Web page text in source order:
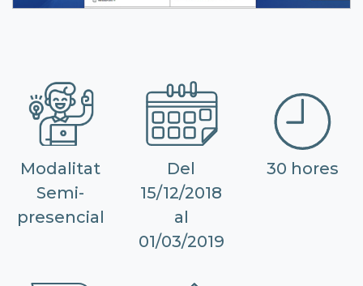
Modalitat
Semi-
presencial
Del
15/12/2018
al
01/03/2019
30 hores